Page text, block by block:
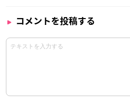
コメントを投稿する